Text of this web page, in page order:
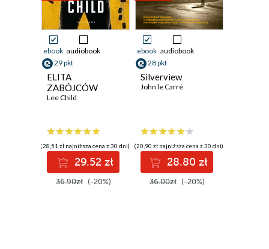
ebook audiobook
29 pkt
ELITA
ZABÓJCÓW
Lee Child
(28,51 zł najniższa cena z 30 dni)
29.52 zł
36.90zł (-20%)
ebook audiobook
28 pkt
Silverview
John le Carré
(20,90 zł najniższa cena z 30 dni)
28.80 zł
36.00zł (-20%)